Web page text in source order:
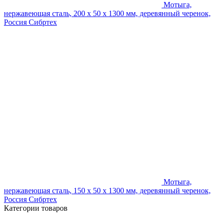
Мотыга,
нержавеющая сталь, 200 x 50 x 1300 мм, деревянный черенок,
Россия Сибртеx
Мотыга,
нержавеющая сталь, 150 x 50 x 1300 мм, деревянный черенок,
Россия Сибртеx
Категории товаров